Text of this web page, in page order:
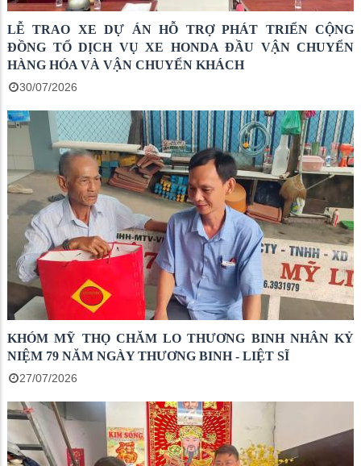
LỄ TRAO XE DỰ ÁN HỖ TRỢ PHÁT TRIỂN CỘNG
ĐỒNG TỔ DỊCH VỤ XE HONDA ĐẦU VẬN CHUYỂN
HÀNG HÓA VÀ VẬN CHUYỂN KHÁCH
30/07/2026
KHÓM MỸ THỌ CHĂM LO THƯƠNG BINH NHÂN KỶ
NIỆM 79 NĂM NGÀY THƯƠNG BINH - LIỆT SĨ
27/07/2026